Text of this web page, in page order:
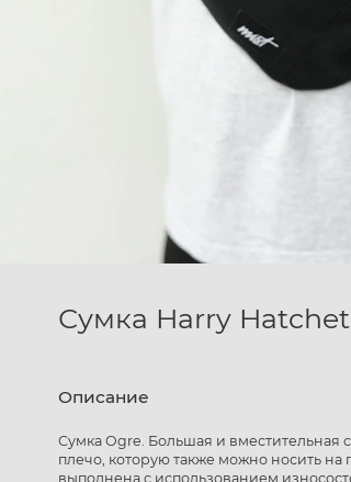
Сумка Harry
Описание
Сумка Ogre. Большая и вместительная
плечо, которую также можно носить на
выполнена с использованием